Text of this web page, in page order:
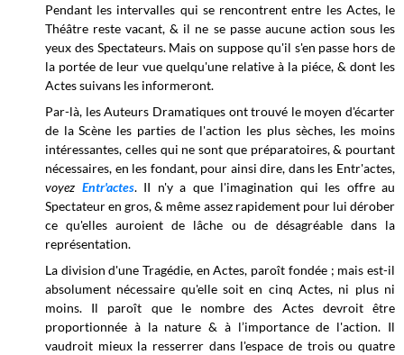
Pendant les intervalles qui se rencontrent entre les Actes, le
Théâtre reste vacant, & il ne se passe aucune action sous les
yeux des Spectateurs. Mais on suppose qu'il s'en passe hors de
la portée de leur vue quelqu'une relative à la piéce, & dont les
Actes suivans les informeront.
Par-là, les Auteurs Dramatiques ont trouvé le moyen d'écarter
de la Scène les parties de l'action les plus sèches, les moins
intéressantes, celles qui ne sont que préparatoires, & pourtant
nécessaires, en les fondant, pour ainsi dire, dans les Entr'actes,
voyez Entr'actes. II n'y a que l'imagination qui les offre au
Spectateur en gros, & même assez rapidement pour lui dérober
ce qu'elles auroient de lâche ou de désagréable dans la
représentation.
La division d'une Tragédie, en Actes, paroît fondée ; mais est-il
absolument nécessaire qu'elle soit en cinq Actes, ni plus ni
moins. Il paroît que le nombre des Actes devroit être
proportionnée à la nature & à l’importance de l'action. Il
vaudroit mieux la resserrer dans l'espace de trois ou quatre